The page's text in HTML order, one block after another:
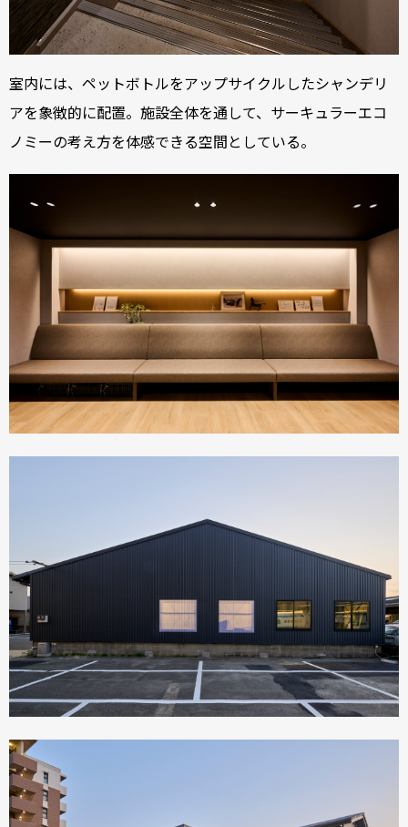
室内には、ペットボトルをアップサイクルしたシャンデリ
アを象徴的に配置。施設全体を通して、サーキュラーエコ
ノミーの考え方を体感できる空間としている。